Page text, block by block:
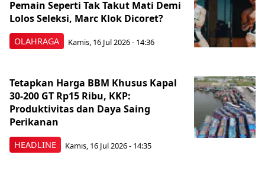
OLAHRAGA
Pemain Seperti Tak Takut Mati Demi
Lolos Seleksi, Marc Klok Dicoret?
Kamis, 16 Jul 2026 - 14:36
HEADLINE
Tetapkan Harga BBM Khusus Kapal
30-200 GT Rp15 Ribu, KKP:
Produktivitas dan Daya Saing
Perikanan
Kamis, 16 Jul 2026 - 14:35